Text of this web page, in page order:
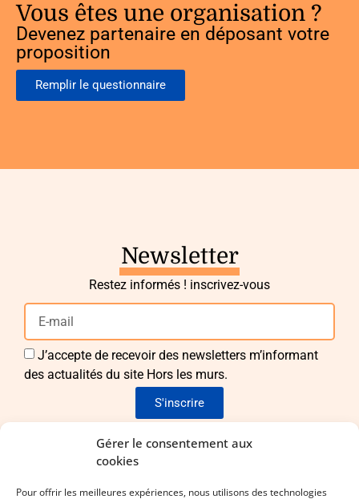
Gérer le consentement aux
cookies
Pour offrir les meilleures expériences, nous utilisons des technologies
Vous êtes une organisation ?
Devenez partenaire en déposant votre
proposition
Remplir le questionnaire
Newsletter
Restez informés ! inscrivez-vous
J’accepte de recevoir des newsletters m’informant
des actualités du site Hors les murs.
S'inscrire
Envie de nous rejoindre ?